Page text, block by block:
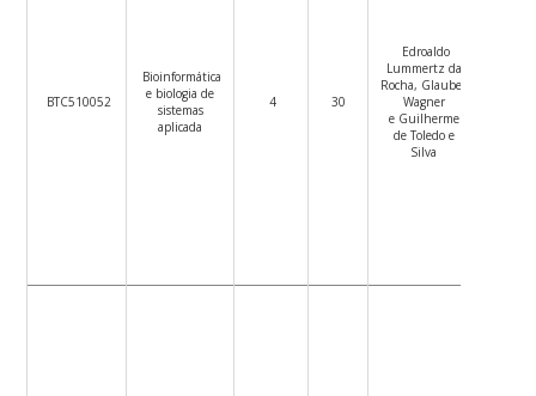
BTC510052
Bioinformática
e biologia de
sistemas
aplicada
4 30
Edroaldo
Lummertz da
Rocha, Glauber
Wagner
e Guilherme
de Toledo e
Silva